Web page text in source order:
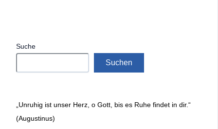
Suche
Suchen
„Unruhig ist unser Herz, o Gott, bis es Ruhe findet in dir.“
(Augustinus)